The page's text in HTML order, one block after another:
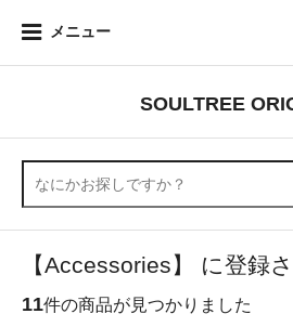
メニュー
SOULTREE
【Accessories】 に登録
11件の商品が見つかりました